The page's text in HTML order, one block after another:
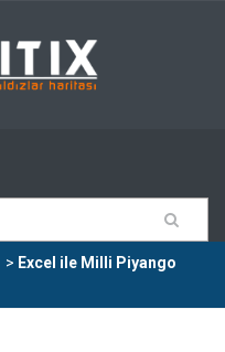
> Excel ile Milli Piyango